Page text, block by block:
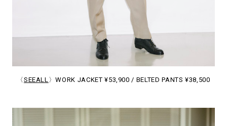
〈 SEEALL 〉WORK JACKET ¥53,900 / BELTED PANTS ¥38,500